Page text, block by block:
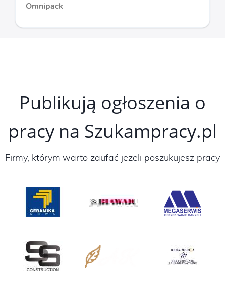
Omnipack
Publikują ogłoszenia o
pracy na Szukampracy.pl
Firmy, którym warto zaufać jeżeli poszukujesz pracy